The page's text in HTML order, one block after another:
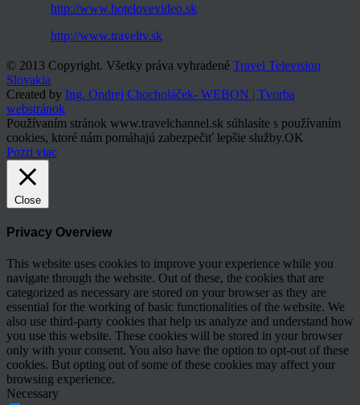
http://www.hotelovevideo.sk
http://www.traveltv.sk
© 2013 Copyright. Všetky práva vyhradené Travel Television
Slovakia
Created by Ing. Ondrej Chocholáček- WEBON | Tvorba
webstránok
Používaním stránok www.travelchannel.sk súhlasíte s používaním
cookies, ktoré nám pomáhajú zabezpečiť lepšie služby.OK
Pozri viac
Close
Privacy Overview
This website uses cookies to improve your experience while you
navigate through the website. Out of these, the cookies that are
categorized as necessary are stored on your browser as they are
essential for the working of basic functionalities of the website. We
also use third-party cookies that help us analyze and understand how
you use this website. These cookies will be stored in your browser
only with your consent. You also have the option to opt-out of these
cookies. But opting out of some of these cookies may affect your
browsing experience.
Necessary